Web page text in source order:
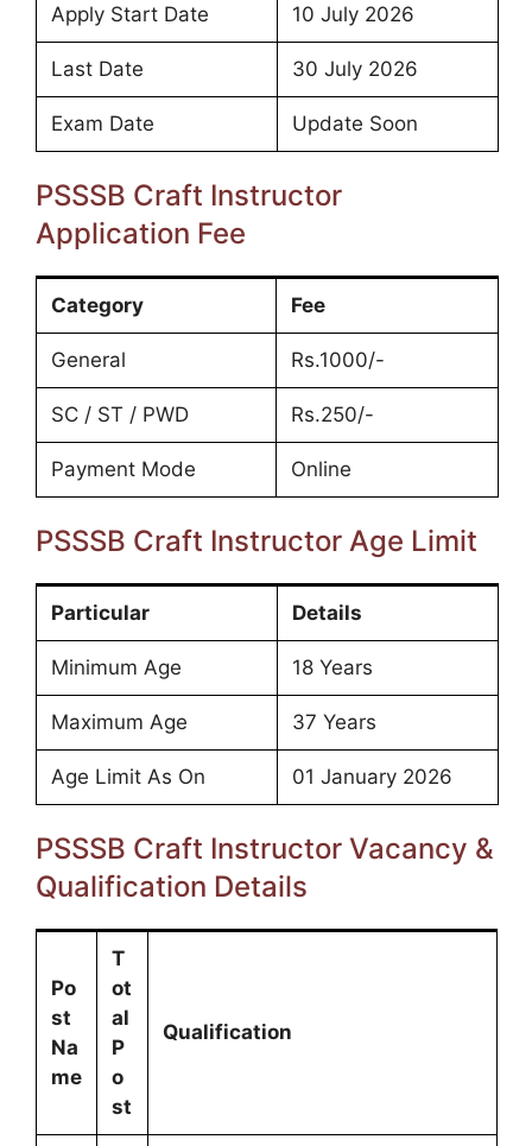
Apply Start Date 10 July 2026
Last Date 30 July 2026
Exam Date Update Soon
PSSSB Craft Instructor
Application Fee
Category Fee
General Rs.1000/-
SC / ST / PWD Rs.250/-
Payment Mode Online
PSSSB Craft Instructor Age Limit
Particular Details
Minimum Age 18 Years
Maximum Age 37 Years
Age Limit As On 01 January 2026
PSSSB Craft Instructor Vacancy &
Qualification Details
Po
st
Na
me
T
ot
al
P
o
st
Qualification